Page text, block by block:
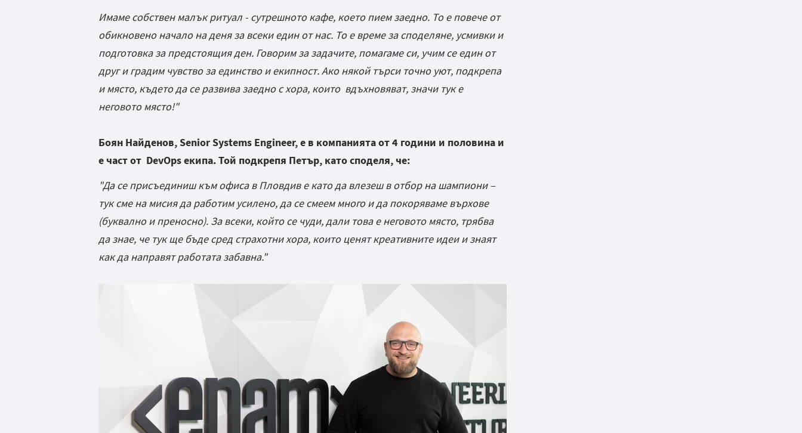
Имаме собствен малък ритуал - сутрешното кафе, което пием заедно. То е повече от
обикновено начало на деня за всеки един от нас. То е време за споделяне, усмивки и
подготовка за предстоящия ден. Говорим за задачите, помагаме си, учим се един от
друг и градим чувство за единство и екипност. Ако някой търси точно уют, подкрепа
и място, където да се развива заедно с хора, които вдъхновяват, значи тук е
неговото място!"
Боян Найденов, Senior Systems Engineer, е в компанията от 4 години и половина и
е част от DevOps екипа. Той подкрепя Петър, като споделя, че:
"Да се присъединиш към офиса в Пловдив е като да влезеш в отбор на шампиони –
тук сме на мисия да работим усилено, да се смеем много и да покоряваме върхове
(буквално и преносно). За всеки, който се чуди, дали това е неговото място, трябва
да знае, че тук ще бъде сред страхотни хора, които ценят креативните идеи и знаят
как да направят работата забавна."